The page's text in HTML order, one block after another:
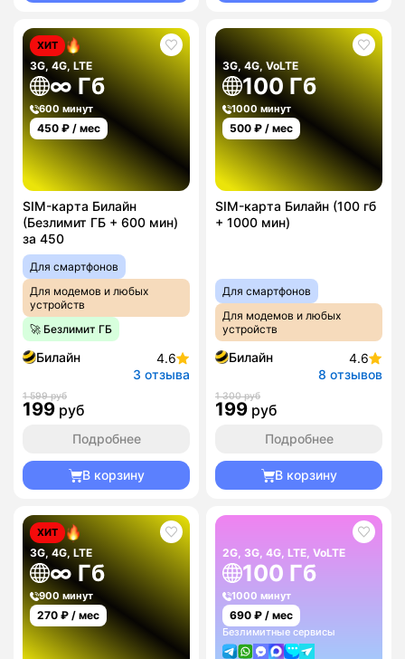
ХИТ
3G, 4G, LTE
∞ Гб
600 минут
450 ₽ / мес
SIM-карта Билайн
(Безлимит ГБ + 600 мин)
за 450
Для смартфонов
Для модемов и любых
устройств
🚀 Безлимит ГБ
Билайн
4.6
3 отзыва
1 599 руб
199 руб
Подробнее
В корзину
3G, 4G, VoLTE
100 Гб
1000 минут
500 ₽ / мес
SIM-карта Билайн (100 гб
+ 1000 мин)
Для смартфонов
Для модемов и любых
устройств
Билайн
4.6
8 отзывов
1 300 руб
199 руб
Подробнее
В корзину
ХИТ
3G, 4G, LTE
∞ Гб
900 минут
270 ₽ / мес
2G, 3G, 4G, LTE, VoLTE
100 Гб
1000 минут
690 ₽ / мес
Безлимитные сервисы